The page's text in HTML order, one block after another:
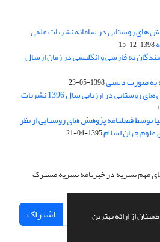
از ارائه بهترین
های روستایی در سامانه نشریات علمی
1398-12-15
به فارسی و انگلیسی در زمان ارسال
به صورت دستی1398-05-23
کسب رتبه A فصلنامه پژوهش های روستایی در ارزیابی سال 1396 نشریات
توسط فصلنامه پژوهش های روستایی از نظر
علوم جهان اسلام1395-04-21
مهم نشریه در خبرنامه نشریه مشترک
اشتراک